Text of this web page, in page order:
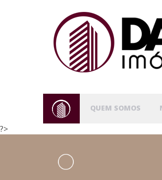
QUEM SOMOS
?>